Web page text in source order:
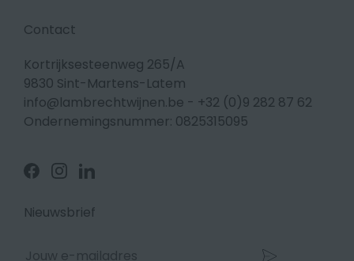
Contact
Kortrijksesteenweg 265/A
9830 Sint-Martens-Latem
info@lambrechtwijnen.be - +32 (0)9 282 87 62
Ondernemingsnummer: 0825315095
Volg
ons
Facebook
Volg
ons
Instagram
Volg
ons
Linkedin
Nieuwsbrief